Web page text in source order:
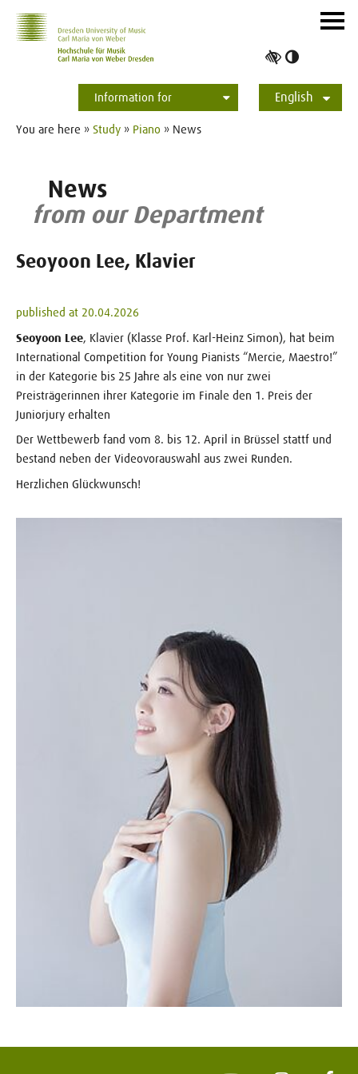
contrast
Information for
Students
Applicants
International
Press
Alumni
English
ein-/
You are here » Study » Piano » News
News
from our Department
Seoyoon Lee, Klavier
published at 20.04.2026
Seoyoon Lee, Klavier (Klasse Prof. Karl-Heinz Simon), hat beim
International Competition for Young Pianists “Mercie, Maestro!”
in der Kategorie bis 25 Jahre als eine von nur zwei
Preisträgerinnen ihrer Kategorie im Finale den 1. Preis der
Juniorjury erhalten
Der Wettbewerb fand vom 8. bis 12. April in Brüssel stattf und
bestand neben der Videovorauswahl aus zwei Runden.
Herzlichen Glückwunsch!